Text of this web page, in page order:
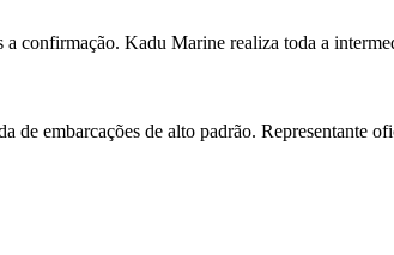
a confirmação. Kadu Marine realiza toda a
de embarcações de alto padrão. Representante